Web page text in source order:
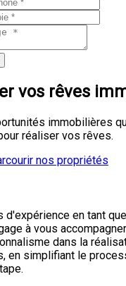
vos rêves
immobilières
réaliser vos rêves.
nos propriétés
d'expérience en tant
à vous
dans la
en simplifiant le